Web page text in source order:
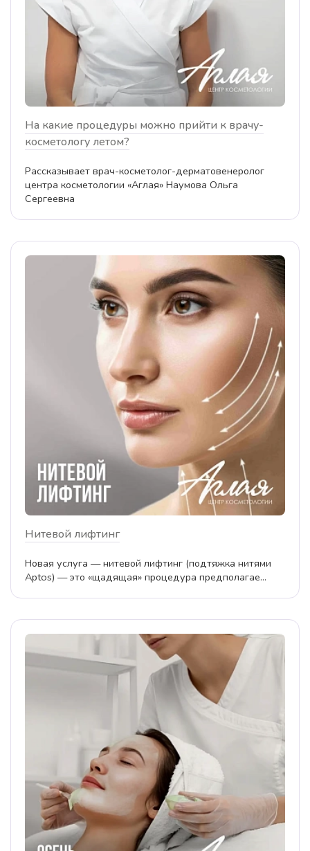
На какие процедуры можно прийти к врачу-
косметологу летом?
Рассказывает врач-косметолог-дерматовенеролог
центра косметологии «Аглая» Наумова Ольга
Сергеевна
Нитевой лифтинг
Новая услуга — нитевой лифтинг (подтяжка нитями
Aptos) — это «щадящая» процедура предполагае...